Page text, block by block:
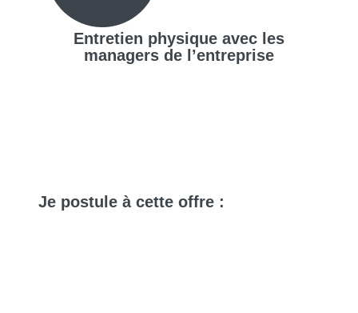
Entretien physique avec les
managers de l’entreprise
Je postule à cette offre :